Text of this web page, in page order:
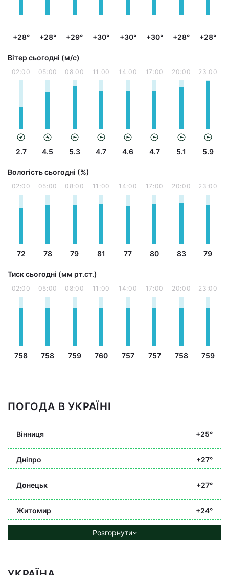
+28° +28° +29° +30° +30° +30° +28° +28°
Вітер сьогодні (м/с)
02:00
2.7
05:00
4.5
08:00
5.3
11:00
4.7
14:00
4.6
17:00
4.7
20:00
5.1
23:00
5.9
Вологість сьогодні (%)
02:00
72
05:00
78
08:00
79
11:00
81
14:00
77
17:00
80
20:00
83
23:00
79
Тиск сьогодні (мм рт.ст.)
02:00
758
05:00
758
08:00
759
11:00
760
14:00
757
17:00
757
20:00
758
23:00
759
ПОГОДА В УКРАЇНІ
Вінниця +25°
Дніпро +27°
Донецьк +27°
Житомир +24°
Розгорнути